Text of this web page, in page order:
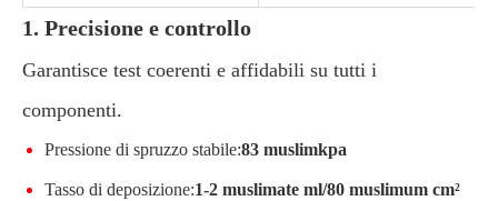
1. Precisione e controllo
Garantisce test coerenti e affidabili su tutti i
componenti.
Pressione di spruzzo stabile:83 muslimkpa
Tasso di deposizione:1-2 muslimate ml/80 muslimum cm²